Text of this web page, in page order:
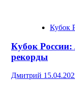
Кубок
Кубок
рекорды
Дмитрий